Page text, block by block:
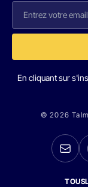
En cliquant sur
© 2026